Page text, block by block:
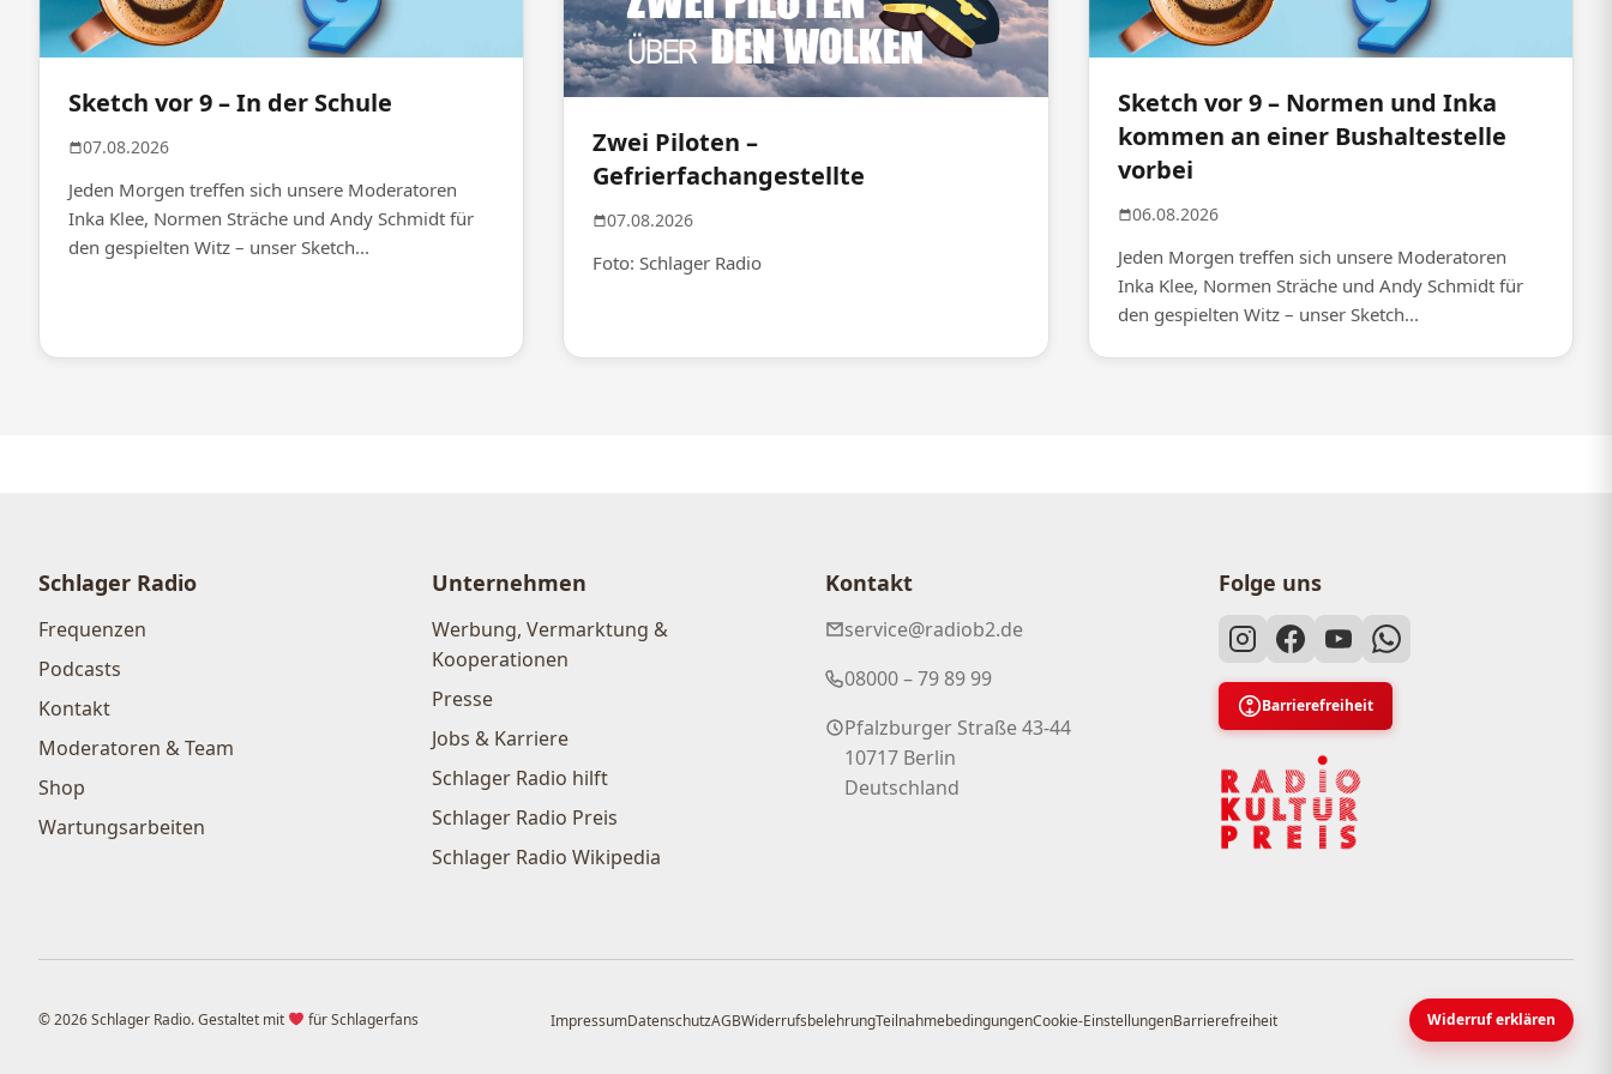
Sketch vor 9 – In der Schule
07.08.2026
Jeden Morgen treffen sich unsere Moderatoren
Inka Klee, Normen Sträche und Andy Schmidt für
den gespielten Witz – unser Sketch...
Zwei Piloten –
Gefrierfachangestellte
07.08.2026
Foto: Schlager Radio
Sketch vor 9 – Normen und Inka
kommen an einer Bushaltestelle
vorbei
06.08.2026
Jeden Morgen treffen sich unsere Moderatoren
Inka Klee, Normen Sträche und Andy Schmidt für
den gespielten Witz – unser Sketch...
Schlager Radio
Frequenzen
Podcasts
Kontakt
Moderatoren & Team
Shop
Wartungsarbeiten
Unternehmen
Werbung, Vermarktung &
Kooperationen
Presse
Jobs & Karriere
Schlager Radio hilft
Schlager Radio Preis
Schlager Radio Wikipedia
Kontakt
service@radiob2.de
08000 – 79 89 99
Pfalzburger Straße 43-44
10717 Berlin
Deutschland
Folge uns
Barrierefreiheit
© 2026 Schlager Radio. Gestaltet mit für Schlagerfans ImpressumDatenschutzAGBWiderrufsbelehrungTeilnahmebedingungenCookie-EinstellungenBarrierefreiheit Widerruf erklären